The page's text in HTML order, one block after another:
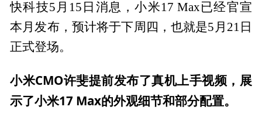
快科技5月15日消息，小米17 Max已经官宣
本月发布，预计将于下周四，也就是5月21日
正式登场。
小米CMO许斐提前发布了真机上手视频，展
示了小米17 Max的外观细节和部分配置。